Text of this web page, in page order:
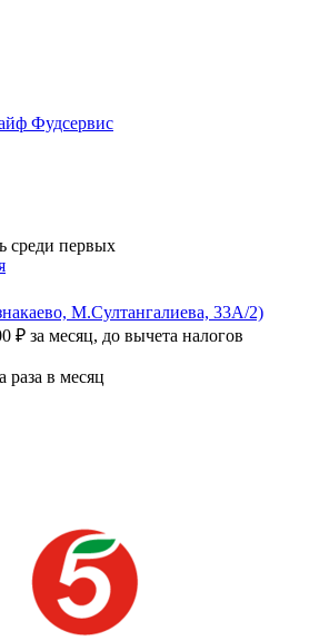
Фудсервис
среди первых
М.Султангалиева, 33А/2)
₽ за месяц, до вычета налогов
в месяц